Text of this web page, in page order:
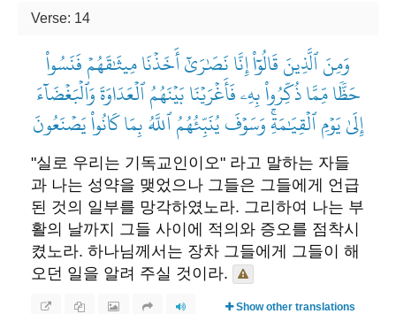
Verse: 14
وَمِنَ ٱلَّذِينَ قَالُوٓاْ إِنَّا نَصَٰرَىٰٓ أَخَذۡنَا مِيثَٰقَهُمۡ فَنَسُواْ
حَظّٗا مِّمَّا ذُكِّرُواْ بِهِۦ فَأَغۡرَيۡنَا بَيۡنَهُمُ ٱلۡعَدَاوَةَ وَٱلۡبَغۡضَآءَ
إِلَىٰ يَوۡمِ ٱلۡقِيَٰمَةِۚ وَسَوۡفَ يُنَبِّئُهُمُ ٱللَّهُ بِمَا كَانُواْ يَصۡنَعُونَ
"실로 우리는 기독교인이오" 라고 말하는 자들
과 나는 성약을 맺었으나 그들은 그들에게 언급
된 것의 일부를 망각하였노라. 그리하여 나는 부
활의 날까지 그들 사이에 적의와 증오를 점착시
켰노라. 하나님께서는 장차 그들에게 그들이 해
오던 일을 알려 주실 것이라.
Show other translations